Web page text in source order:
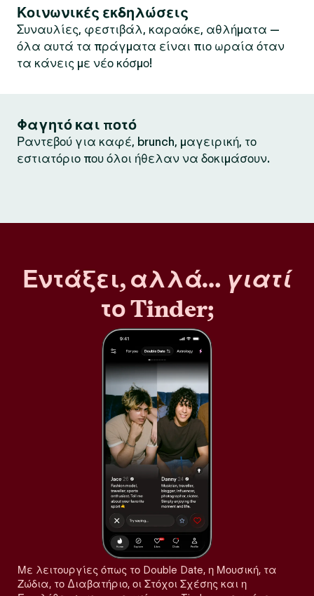
Κοινωνικές εκδηλώσεις
Συναυλίες, φεστιβάλ, καραόκε, αθλήματα —
όλα αυτά τα πράγματα είναι πιο ωραία όταν
τα κάνεις με νέο κόσμο!
Φαγητό και ποτό
Ραντεβού για καφέ, brunch, μαγειρική, το
εστιατόριο που όλοι ήθελαν να δοκιμάσουν.
Εντάξει, αλλά… γιατί
το Tinder;
Με λειτουργίες όπως το Double Date, η Μουσική, τα
Ζώδια, το Διαβατήριο, οι Στόχοι Σχέσης και η